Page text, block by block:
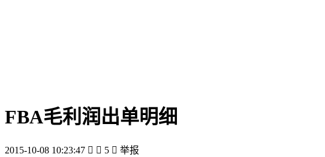
FBA毛利润出单明细
2015-10-08 10:23:47   5  举报